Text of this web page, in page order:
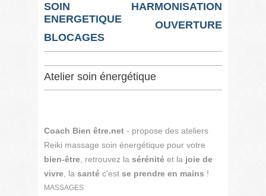
SOIN
ENERGETIQUE
BLOCAGES
HARMONISATION
OUVERTURE
Atelier soin énergétique
Coach Bien être.net - propose des ateliers
Reiki massage soin énergétique pour votre
bien-être , retrouvez la sérénité et la joie de
vivre , la santé c'est se prendre en mains !
MASSAGES